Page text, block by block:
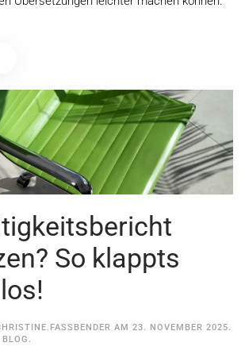
So klappts
AM 23. NOVEMBER 2025.
BLOG .